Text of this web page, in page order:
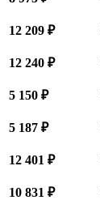
12 209 ₽
12 240 ₽
5 150 ₽
5 187 ₽
12 401 ₽
10 831 ₽